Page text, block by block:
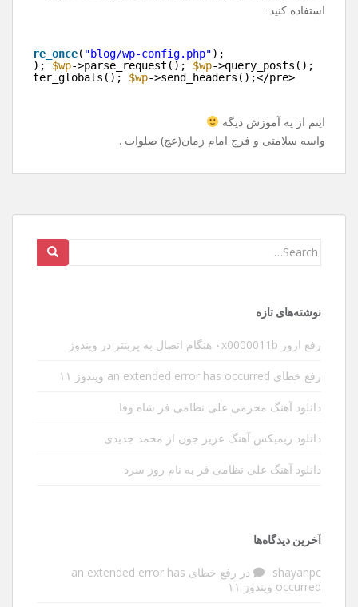
استفاده کنید :
require_once( "blog/wp-config.php");
$wp->parse_request(); $wp->query_posts();
$wp->send_headers();</pre>
اینم از یه آموزش دیگه
واسه سلامتی و فرج امام زمان(عج) صلوات .
Search
نوشته‌های تازه
رفع ارور ۰x0000011b هنگام اتصال به پرینتر در ویندوز
رفع خطای an extended error has occurred ویندوز ۱۱
دانلود آهنگ محرمی علی نظامی فر شاه وفا
دانلود ریمیکس آهنگ عزیز جون از محمد جدیدی
دانلود آهنگ علی نظامی فر به نام روز سرد
آخرین دیدگاه‌ها
shayanpc در
رفع خطای an extended error has
occurred ویندوز ۱۱